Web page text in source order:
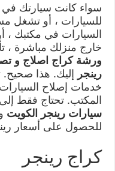
سواء كانت سيارتك في
للسيارات ، أو تشغل
السيارات في مكتبك ،
خارج منزلك مباشرة ،
ورشة كراج اصلاج و
رينجر إليك. هذا صحيح.
خدمات إصلاح
المكتب. تحتاج فقط
سيارات رينجر الكويت
للحصول على أسعار
كراج رينجر